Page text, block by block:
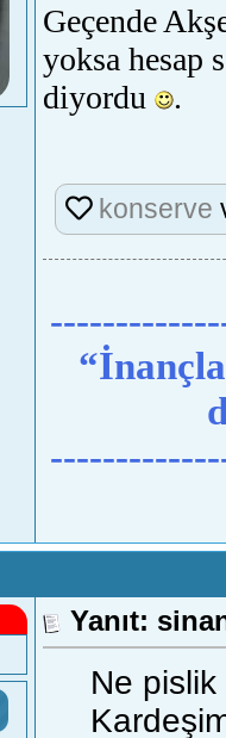
Geçende
yoksa hesap
diyordu
.
konserve
Yanıt:
Ne